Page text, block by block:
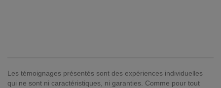
Les témoignages présentés sont des expériences individuelles
qui ne sont ni caractéristiques, ni garanties. Comme pour tout